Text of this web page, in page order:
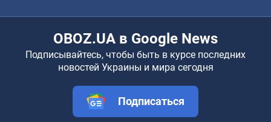
OBOZ.UA в Google News
Подписывайтесь, чтобы быть в курсе последних
новостей Украины и мира сегодня
Подписаться